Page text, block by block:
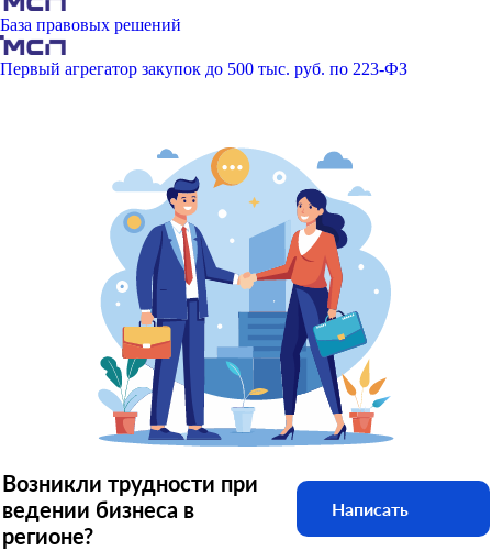
База правовых решений
Первый агрегатор закупок до 500 тыс. руб. по 223-ФЗ
Возникли трудности при
ведении бизнеса в
регионе?
Написать